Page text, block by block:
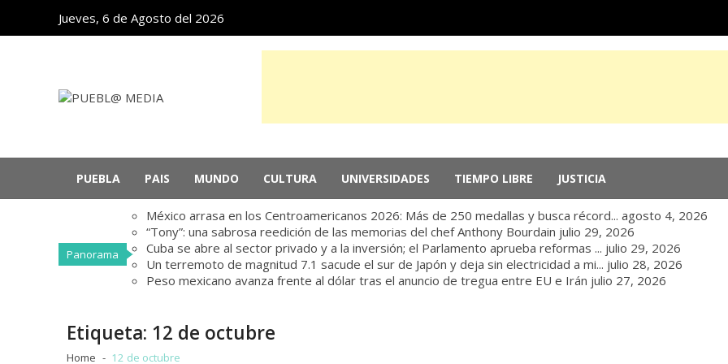
navigation
content
Jueves, 6 de Agosto del 2026
PUEBLA PAIS MUNDO CULTURA UNIVERSIDADES TIEMPO LIBRE JUSTICIA
Panorama
México arrasa en los Centroamericanos 2026: Más de 250 medallas y busca récord... agosto 4, 2026
“Tony”: una sabrosa reedición de las memorias del chef Anthony Bourdain julio 29, 2026
Cuba se abre al sector privado y a la inversión; el Parlamento aprueba reformas ... julio 29, 2026
Un terremoto de magnitud 7.1 sacude el sur de Japón y deja sin electricidad a mi... julio 28, 2026
Peso mexicano avanza frente al dólar tras el anuncio de tregua entre EU e Irán julio 27, 2026
Etiqueta: 12 de octubre
Home 12 de octubre